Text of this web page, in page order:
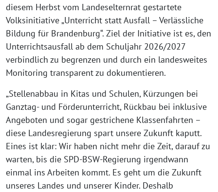
diesem Herbst vom Landeselternrat gestartete
Volksinitiative „Unterricht statt Ausfall – Verlässliche
Bildung für Brandenburg“. Ziel der Initiative ist es, den
Unterrichtsausfall ab dem Schuljahr 2026/2027
verbindlich zu begrenzen und durch ein landesweites
Monitoring transparent zu dokumentieren.
„Stellenabbau in Kitas und Schulen, Kürzungen bei
Ganztag- und Förderunterricht, Rückbau bei inklusive
Angeboten und sogar gestrichene Klassenfahrten –
diese Landesregierung spart unsere Zukunft kaputt.
Eines ist klar: Wir haben nicht mehr die Zeit, darauf zu
warten, bis die SPD-BSW-Regierung irgendwann
einmal ins Arbeiten kommt. Es geht um die Zukunft
unseres Landes und unserer Kinder. Deshalb